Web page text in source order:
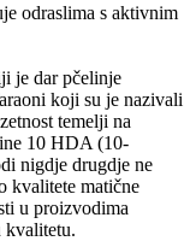
odraslima s aktivnim
je dar pčelinje
koji su je nazivali
temelji na
10 HDA (10-
nigdje drugdje ne
kvalitete matične
u proizvodima
kvalitetu.